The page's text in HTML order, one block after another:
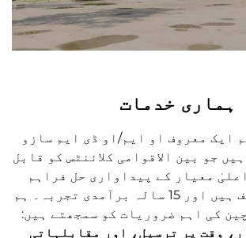
ہماری خدمات
ایک معروف او ایم/او ڈی ایم سازو
جو بین الاقوامی کلائنٹس کو قابل
معیار کے پیداواری حل فراہم
ہیں
اور 15 سالہ برآمدی تجربہ۔ ہم
کی اہم ضروریات کو سمجھتے ہیں:
وقت پر ترسیل، اور مقابلہاتی